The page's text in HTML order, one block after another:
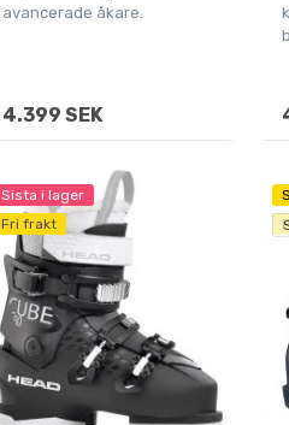
avancerade åkare.
4.399 SEK
Sista i lager
Fri frakt